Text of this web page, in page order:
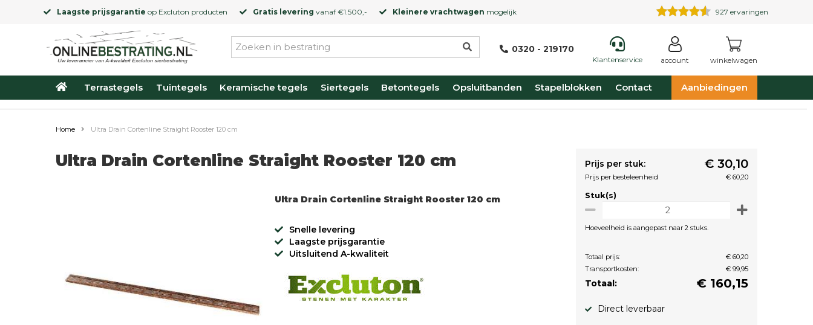
Laagste prijsgarantie op Excluton producten Gratis levering vanaf €1.500,- Kleinere vrachtwagen mogelijk 927 ervaringen
0320 - 219170
Klantenservice account winkelwagen
Terrastegels Tuintegels Keramische tegels Siertegels Betontegels Opsluitbanden Stapelblokken Contact Aanbiedingen
Home Ultra Drain Cortenline Straight Rooster 120 cm
Ultra Drain Cortenline Straight Rooster 120 cm
Ultra Drain Cortenline Straight Rooster 120 cm
Snelle levering
Laagste prijsgarantie
Uitsluitend A-kwaliteit
Prijs per stuk: € 30,10
Prijs per besteleenheid € 60,20
Stuk(s)
Hoeveelheid is aangepast naar 2 stuks.
Totaal prijs:
€ 60,20
Transportkosten:
€ 99,95
Totaal: € 160,15
Direct leverbaar